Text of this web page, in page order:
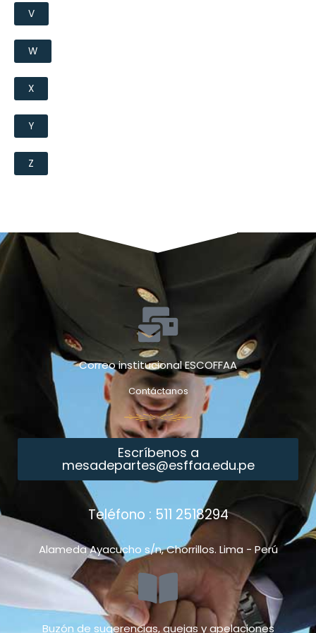
V
W
X
Y
Z
Correo institucional ESCOFFAA
Contáctanos
Escríbenos a
mesadepartes@esffaa.edu.pe
Teléfono : 511 2518294
Alameda Ayacucho s/n, Chorrillos. Lima - Perú
Buzón de sugerencias, quejas y apelaciones